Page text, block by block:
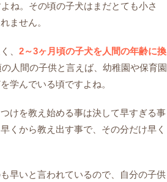
ね。その頃の子犬はまだとても小さ
ません。
、 2～3ヶ月頃の子犬を人間の年齢に換
人間の子供と言えば、幼稚園や保育園
学んでいる頃ですよね。
けを教え始める事は決して早すぎる事
くから教え出す事で、その分だけ早く
早いと言われているので、自分の子供